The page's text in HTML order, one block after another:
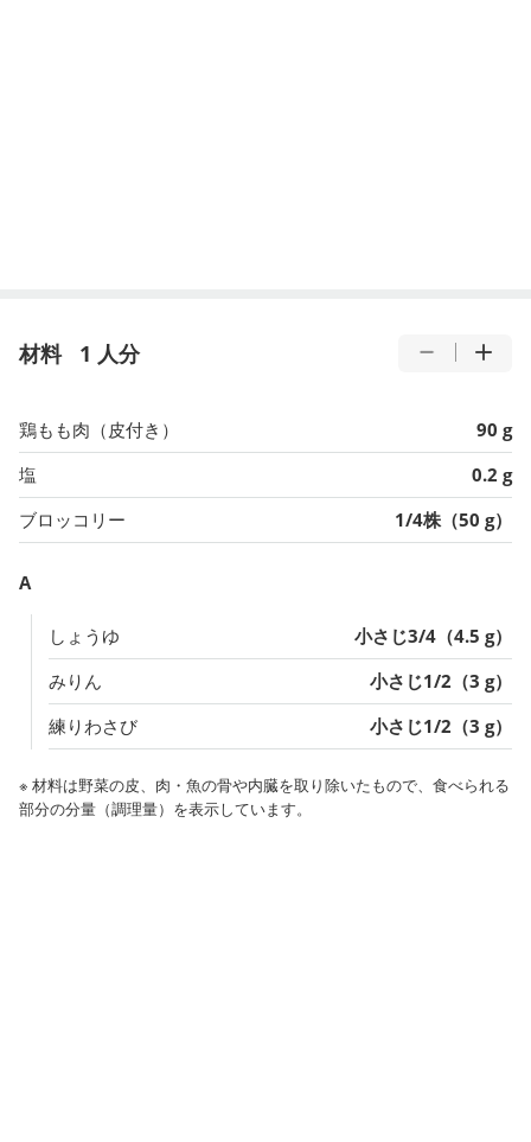
材料 1 人分
鶏もも肉（皮付き）
90 g
塩
0.2 g
ブロッコリー
1/4株（50 g）
A
しょうゆ
小さじ3/4（4.5 g）
みりん
小さじ1/2（3 g）
練りわさび
小さじ1/2（3 g）
※ 材料は野菜の皮、肉・魚の骨や内臓を取り除いたもので、食べられる
部分の分量（調理量）を表示しています。